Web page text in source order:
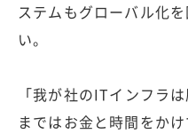
ステムもグローバル化
い。
「我が社のITインフラ
まではお金と時間をか